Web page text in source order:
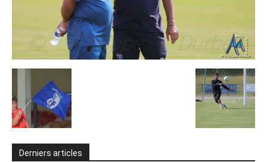
Derniers articles